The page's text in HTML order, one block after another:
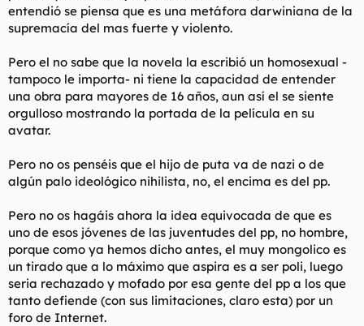
entendió se piensa que es una metáfora darwiniana de la
supremacía del mas fuerte y violento.
Pero el no sabe que la novela la escribió un homosexual -
tampoco le importa- ni tiene la capacidad de entender
una obra para mayores de 16 años, aun así el se siente
orgulloso mostrando la portada de la película en su
avatar.
Pero no os penséis que el hijo de puta va de nazi o de
algún palo ideológico nihilista, no, el encima es del pp.
Pero no os hagáis ahora la idea equivocada de que es
uno de esos jóvenes de las juventudes del pp, no hombre,
porque como ya hemos dicho antes, el muy mongolico es
un tirado que a lo máximo que aspira es a ser poli, luego
seria rechazado y mofado por esa gente del pp a los que
tanto defiende (con sus limitaciones, claro esta) por un
foro de Internet.